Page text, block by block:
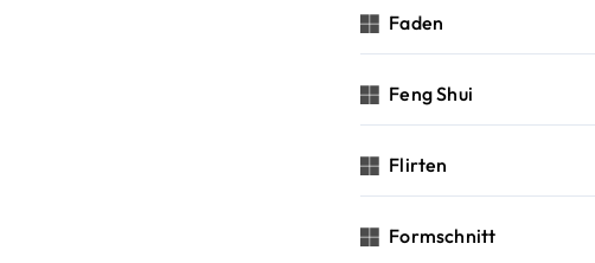
Faden
Feng Shui
Flirten
Formschnitt